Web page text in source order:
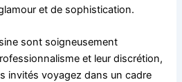
et de sophistication.
sont soigneusement
et leur discrétion,
invités voyagez dans un cadre